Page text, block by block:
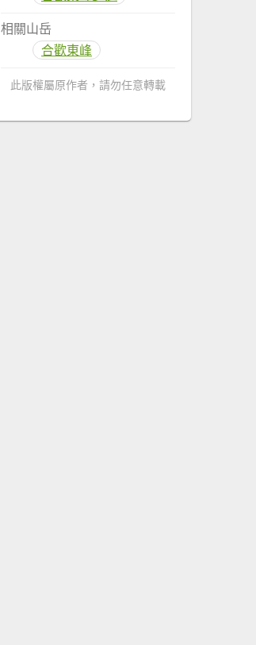
相關山岳
合歡東峰
此版權屬原作者，請勿任意轉載